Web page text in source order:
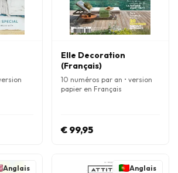
Elle Decoration
(Français)
10 numéros par an • version
papier en Français
€ 99,95
Anglais Anglais